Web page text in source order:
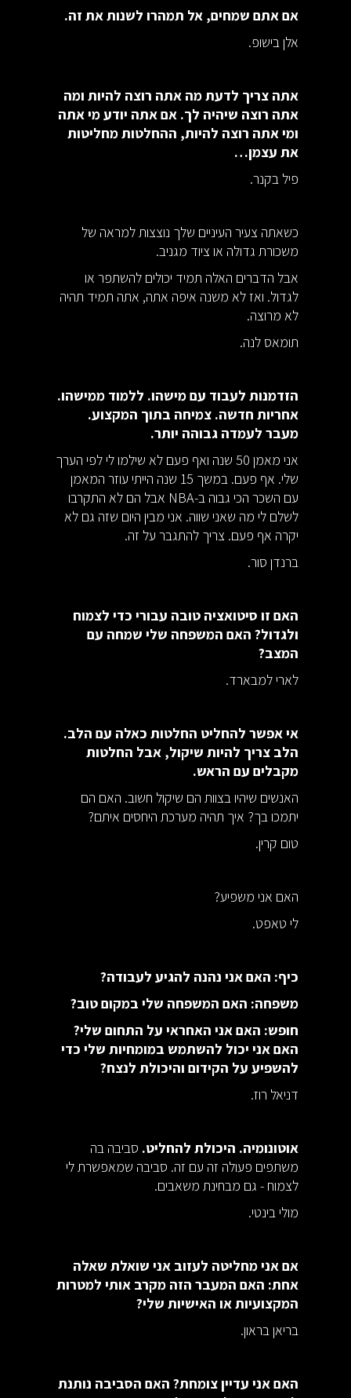
אם אתם שמחים, אל תמהרו לשנות את זה.
אלן בישופ.
אתה צריך לדעת מה אתה רוצה להיות ומה
אתה רוצה שיהיה לך. אם אתה יודע מי אתה
ומי אתה רוצה להיות, ההחלטות מחליטות
את עצמן…
פיל בקנר.
כשאתה צעיר העיניים שלך נוצצות למראה של
משכורת גדולה או ציוד מגניב.
אבל הדברים האלה תמיד יכולים להשתפר או
לגדול. ואז לא משנה איפה אתה, אתה תמיד תהיה
לא מרוצה.
תומאס לנה.
הזדמנות לעבוד עם מישהו. ללמוד ממישהו.
אחריות חדשה. צמיחה בתוך המקצוע.
מעבר לעמדה גבוהה יותר.
אני מאמן 50 שנה ואף פעם לא שילמו לי לפי הערך
שלי. אף פעם. במשך 15 שנה הייתי עוזר המאמן
עם השכר הכי גבוה ב-NBA אבל הם לא התקרבו
לשלם לי מה שאני שווה. אני מבין היום שזה גם לא
יקרה אף פעם. צריך להתגבר על זה.
ברנדן סור.
האם זו סיטואציה טובה עבורי כדי לצמוח
ולגדול? האם המשפחה שלי שמחה עם
המצב?
לארי למבארד.
אי אפשר להחליט החלטות כאלה עם הלב.
הלב צריך להיות שיקול, אבל החלטות
מקבלים עם הראש.
האנשים שיהיו בצוות הם שיקול חשוב. האם הם
יתמכו בך? איך תהיה מערכת היחסים איתם?
טום קרין.
האם אני משפיע?
לי טאפט.
כיף: האם אני נהנה להגיע לעבודה?
משפחה: האם המשפחה שלי במקום טוב?
חופש: האם אני האחראי על התחום שלי?
האם אני יכול להשתמש במומחיות שלי כדי
להשפיע על הקידום והיכולת לנצח?
דניאל רוז.
אוטונומיה. היכולת להחליט. סביבה בה
משתפים פעולה זה עם זה. סביבה שמאפשרת לי
לצמוח - גם מבחינת משאבים.
מולי בינטי.
אם אני מחליטה לעזוב אני שואלת שאלה
אחת: האם המעבר הזה מקרב אותי למטרות
המקצועיות או האישיות שלי?
בריאן בראון.
האם אני עדיין צומחת? האם הסביבה נותנת